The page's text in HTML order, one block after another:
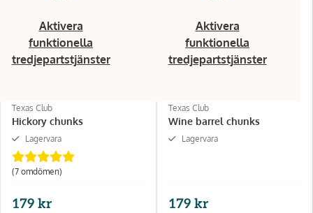
Aktivera
funktionella
tredjepartstjänster
Texas Club
Hickory chunks
Lagervara
(7 omdömen)
179 kr
Aktivera
funktionella
tredjepartstjänster
Texas Club
Wine barrel chunks
Lagervara
179 kr